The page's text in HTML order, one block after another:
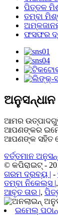
ପିତ୍ତଳ
ତମ୍ବା
ଫସଫର
ଅନୁସନ୍ଧାନ
ଆମର
ଆପଣଙ୍କର
ଆପଣଙ୍କ ସହିତ
ବର୍ତ୍ତମାନ
© କପିରାଇଟ୍ -
ଗରମ ଦ୍ରବ୍ୟ | -
ତମ୍ବା ନିକେଲ୍ସ |,
ଆବୃତ ତାର |,
ଇମେଲ୍